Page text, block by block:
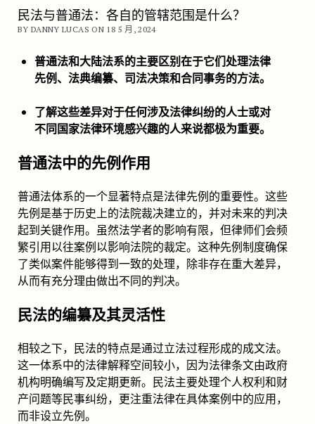
民法与普通法：各自的管辖范围是什么？
BY DANNY LUCAS ON 18 5 月, 2024
普通法和大陆法系的主要区别在于它们处理法律
先例、法典编纂、司法决策和合同事务的方法。
了解这些差异对于任何涉及法律纠纷的人士或对
不同国家法律环境感兴趣的人来说都极为重要。
普通法中的先例作用
普通法体系的一个显著特点是法律先例的重要性。这些
先例是基于历史上的法院裁决建立的，并对未来的判决
起到关键作用。虽然法学者的影响有限，但律师们会频
繁引用以往案例以影响法院的裁定。这种先例制度确保
了类似案件能够得到一致的处理，除非存在重大差异，
从而有充分理由做出不同的判决。
民法的编纂及其灵活性
相较之下，民法的特点是通过立法过程形成的成文法。
这一体系中的法律解释空间较小，因为法律条文由政府
机构明确编写及定期更新。民法主要处理个人权利和财
产问题等民事纠纷，更注重法律在具体案例中的应用，
而非设立先例。